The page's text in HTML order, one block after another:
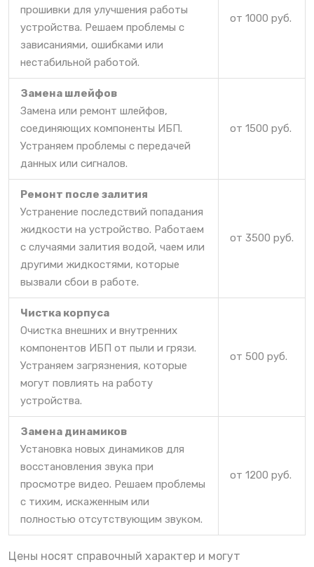
прошивки для улучшения работы
устройства. Решаем проблемы с
зависаниями, ошибками или
нестабильной работой.
от 1000 руб.
Замена шлейфов
Замена или ремонт шлейфов,
соединяющих компоненты ИБП.
Устраняем проблемы с передачей
данных или сигналов.
от 1500 руб.
Ремонт после залития
Устранение последствий попадания
жидкости на устройство. Работаем
с случаями залития водой, чаем или
другими жидкостями, которые
вызвали сбои в работе.
от 3500 руб.
Чистка корпуса
Очистка внешних и внутренних
компонентов ИБП от пыли и грязи.
Устраняем загрязнения, которые
могут повлиять на работу
устройства.
от 500 руб.
Замена динамиков
Установка новых динамиков для
восстановления звука при
просмотре видео. Решаем проблемы
с тихим, искаженным или
полностью отсутствующим звуком.
от 1200 руб.
Цены носят справочный характер и могут